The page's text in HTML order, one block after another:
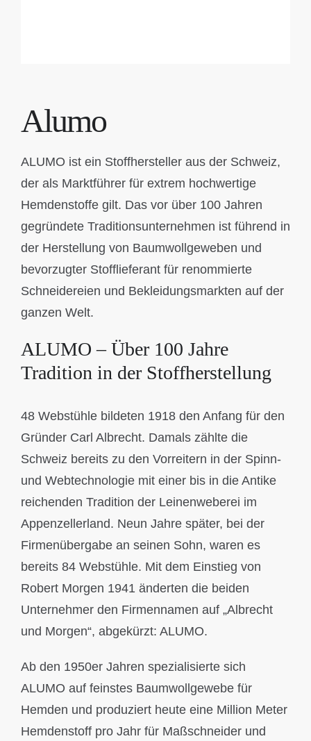
REISER
KONTAKT & ÖFFNUNGSZEITEN
Alumo
ALUMO ist ein Stoffhersteller aus der Schweiz,
der als Marktführer für extrem hochwertige
Hemdenstoffe gilt. Das vor über 100 Jahren
gegründete Traditionsunternehmen ist führend in
der Herstellung von Baumwollgeweben und
bevorzugter Stofflieferant für renommierte
Schneidereien und Bekleidungsmarkten auf der
ganzen Welt.
ALUMO – Über 100 Jahre
Tradition in der Stoffherstellung
48 Webstühle bildeten 1918 den Anfang für den
Gründer Carl Albrecht. Damals zählte die
Schweiz bereits zu den Vorreitern in der Spinn-
und Webtechnologie mit einer bis in die Antike
reichenden Tradition der Leinenweberei im
Appenzellerland. Neun Jahre später, bei der
Firmenübergabe an seinen Sohn, waren es
bereits 84 Webstühle. Mit dem Einstieg von
Robert Morgen 1941 änderten die beiden
Unternehmer den Firmennamen auf „Albrecht
und Morgen“, abgekürzt: ALUMO.
Ab den 1950er Jahren spezialisierte sich
ALUMO auf feinstes Baumwollgewebe für
Hemden und produziert heute eine Million Meter
Hemdenstoff pro Jahr für Maßschneider und